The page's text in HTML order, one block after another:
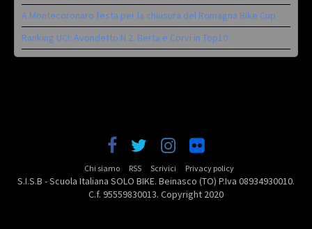
A Montecoronaro festa per la chiusura del Romagna Bike Cup
Ranking UCI: Avondetto N.2. Berta e Corvi in Top10
Chi siamo RSS Scrivici Privacy policy
S.I.S.B - Scuola Italiana SOLO BIKE. Beinasco (TO) P.Iva 08934930010.
C.f. 95559830013. Copyright 2020